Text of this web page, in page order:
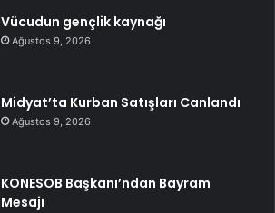
Vücudun gençlik kaynağı
Ağustos 9, 2026
Midyat’ta Kurban Satışları Canlandı
Ağustos 9, 2026
KONESOB Başkanı’ndan Bayram
Mesajı